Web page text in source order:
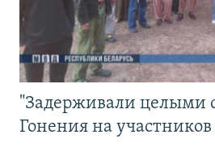
"Задерживали целыми
Гонения на